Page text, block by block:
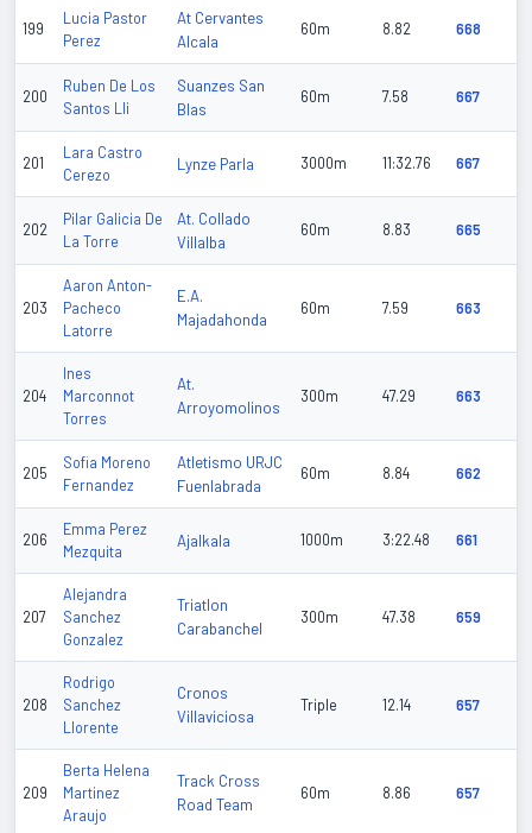
199
Lucia Pastor
Perez
At Cervantes
Alcala
60m 8.82 668
200
Ruben De Los
Santos Lli
Suanzes San
Blas
60m 7.58 667
201
Lara Castro
Cerezo
Lynze Parla 3000m 11:32.76 667
202
Pilar Galicia De
La Torre
At. Collado
Villalba
60m 8.83 665
203
Aaron Anton-
Pacheco
Latorre
E.A.
Majadahonda
60m 7.59 663
204
Ines
Marconnot
Torres
At.
Arroyomolinos
300m 47.29 663
205
Sofia Moreno
Fernandez
Atletismo URJC
Fuenlabrada
60m 8.84 662
206
Emma Perez
Mezquita
Ajalkala 1000m 3:22.48 661
207
Alejandra
Sanchez
Gonzalez
Triatlon
Carabanchel
300m 47.38 659
208
Rodrigo
Sanchez
Llorente
Cronos
Villaviciosa
Triple 12.14 657
209
Berta Helena
Martinez
Araujo
Track Cross
Road Team
60m 8.86 657